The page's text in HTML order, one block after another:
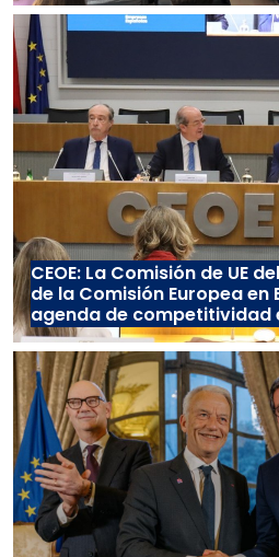
CEOE: La Comisión de UE
de la Comisión Europea en
agenda de competitividad